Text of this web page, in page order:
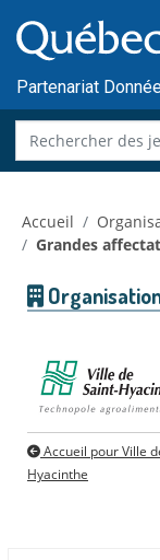
au
contenu
Partenariat
Accueil
Grandes
Accueil pour Ville
Hyacinthe